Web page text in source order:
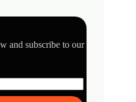
and subscribe to our